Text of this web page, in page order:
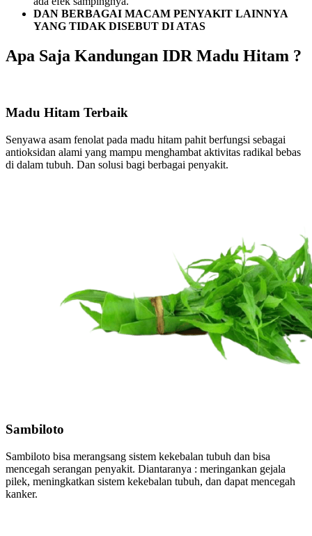
DAN BERBAGAI MACAM PENYAKIT LAINNYA
YANG TIDAK DISEBUT DI ATAS
Apa Saja Kandungan IDR Madu Hitam ?
Madu Hitam Terbaik
Senyawa asam fenolat pada madu hitam pahit berfungsi sebagai
antioksidan alami yang mampu menghambat aktivitas radikal bebas
di dalam tubuh. Dan solusi bagi berbagai penyakit.
Sambiloto
Sambiloto bisa merangsang sistem kekebalan tubuh dan bisa
mencegah serangan penyakit. Diantaranya : meringankan gejala
pilek, meningkatkan sistem kekebalan tubuh, dan dapat mencegah
kanker.